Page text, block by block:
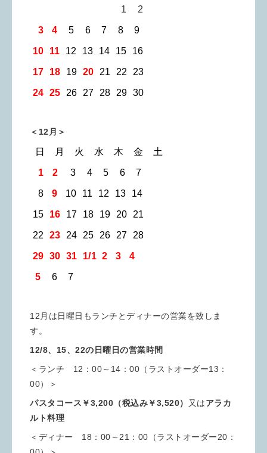
1 2
3 4 5 6 7 8 9
10 11 12 13 14 15 16
17 18 19 20 21 22 23
24 25 26 27 28 29 30
＜12月＞
日 月 火 水 木 金 土
1 2 3 4 5 6 7
8 9 10 11 12 13 14
15 16 17 18 19 20 21
22 23 24 25 26 27 28
29 30 31 1/1 2 3 4
5 6 7
12月は日曜日もランチとディナーの営業を致しま
す。
12/8、15、22の日曜日の営業時間
＜ランチ 12：00～14：00（ラストオーダー13：
00）＞
パスタコース￥3,200（税込み￥3,520）
又はアラカ
ルト料理
＜ディナー 18：00～21：00（ラストオーダー20：